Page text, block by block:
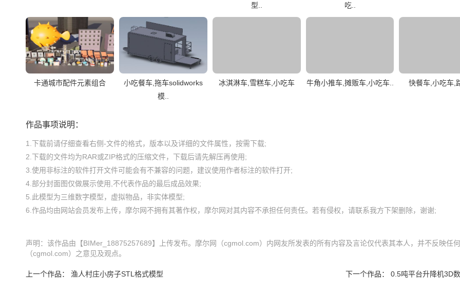
型.. 吃..
卡通城市配件元素组合
小吃餐车,拖车solidworks
模..
冰淇淋车,雪糕车,小吃车 牛角小推车,摊贩车,小吃车.. 快餐车,小吃车,
作品事项说明：
1.下载前请仔细查看右侧-文件的格式，版本以及详细的文件属性，按需下载;
2.下载的文件均为RAR或ZIP格式的压缩文件，下载后请先解压再使用;
3.使用非标注的软件打开文件可能会有不兼容的问题，建议使用作者标注的软件打开;
4.部分封面图仅做展示使用,不代表作品的最后成品效果;
5.此模型为三维数字模型，虚拟物品，非实体模型;
声明：该作品由【BIMer_18875257689】上传发布。摩尔网（cgmol.com）内网友所发表的所有内容及言论仅代表其本人，并不反映任
（cgmol.com）之意见及观点。
上一个作品： 渔人村庄小房子STL格式模型 下一个作品： 0.5吨平台升降机3D